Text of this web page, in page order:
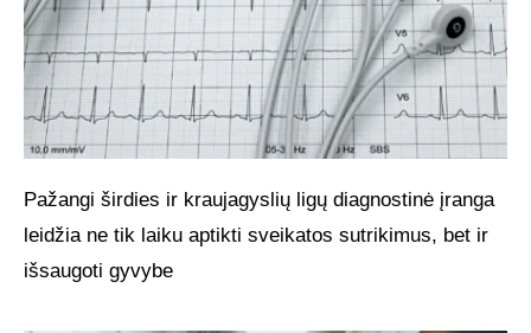
Pažangi širdies ir kraujagyslių ligų diagnostinė įranga
leidžia ne tik laiku aptikti sveikatos sutrikimus, bet ir
išsaugoti gyvybe